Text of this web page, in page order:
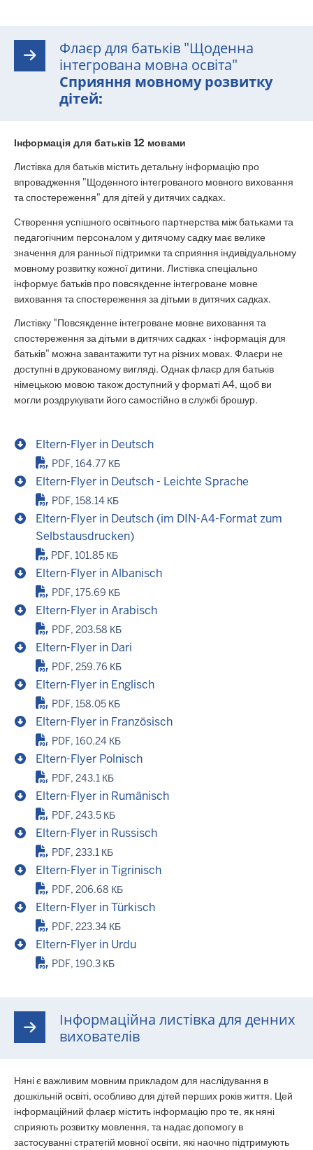
Флаєр для батьків "Щоденна
інтегрована мовна освіта"
Сприяння мовному розвитку
дітей:
Інформація для батьків 12 мовами
Листівка для батьків містить детальну інформацію про
впровадження "Щоденного інтегрованого мовного виховання
та спостереження" для дітей у дитячих садках.
Створення успішного освітнього партнерства між батьками та
педагогічним персоналом у дитячому садку має велике
значення для ранньої підтримки та сприяння індивідуальному
мовному розвитку кожної дитини. Листівка спеціально
інформує батьків про повсякденне інтегроване мовне
виховання та спостереження за дітьми в дитячих садках.
Листівку "Повсякденне інтегроване мовне виховання та
спостереження за дітьми в дитячих садках - інформація для
батьків" можна завантажити тут на різних мовах. Флаєри не
доступні в друкованому вигляді. Однак флаєр для батьків
німецькою мовою також доступний у форматі А4, щоб ви
могли роздрукувати його самостійно в службі брошур.
Eltern-Flyer in Deutsch
PDF, 164.77 КБ
Eltern-Flyer in Deutsch - Leichte Sprache
PDF, 158.14 КБ
Eltern-Flyer in Deutsch (im DIN-A4-Format zum
Selbstausdrucken)
PDF, 101.85 КБ
Eltern-Flyer in Albanisch
PDF, 175.69 КБ
Eltern-Flyer in Arabisch
PDF, 203.58 КБ
Eltern-Flyer in Dari
PDF, 259.76 КБ
Eltern-Flyer in Englisch
PDF, 158.05 КБ
Eltern-Flyer in Französisch
PDF, 160.24 КБ
Eltern-Flyer Polnisch
PDF, 243.1 КБ
Eltern-Flyer in Rumänisch
PDF, 243.5 КБ
Eltern-Flyer in Russisch
PDF, 233.1 КБ
Eltern-Flyer in Tigrinisch
PDF, 206.68 КБ
Eltern-Flyer in Türkisch
PDF, 223.34 КБ
Eltern-Flyer in Urdu
PDF, 190.3 КБ
Інформаційна листівка для денних
вихователів
Няні є важливим мовним прикладом для наслідування в
дошкільній освіті, особливо для дітей перших років життя. Цей
інформаційний флаєр містить інформацію про те, як няні
сприяють розвитку мовлення, та надає допомогу в
застосуванні стратегій мовної освіти, які наочно підтримують